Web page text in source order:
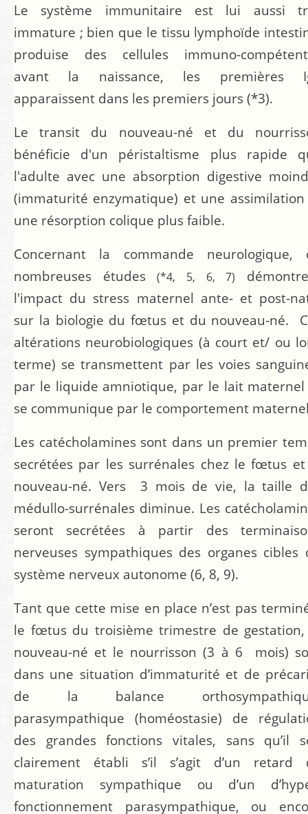
Le système immunitaire est lui aussi
immature ; bien que le tissu lymphoïde
produise des cellules immuno-
avant la naissance, les premières
apparaissent dans les premiers jours(*3).
Le transit du nouveau-né et du
bénéficie d'un péristaltisme plus rapide
l'adulte avec une absorption digestive
(immaturité enzymatique) et une
une résorption colique plus faible.
Concernant la commande neurologique,
nombreuses études(*4, 5, 6, 7)
l'impact du stress maternel ante- et post-
sur la biologie du fœtus et du nouveau-né.
altérations neurobiologiques (à court et/ ou
terme) se transmettent par les voies
par le liquide amniotique, par le lait
se communique par le comportement
Les catécholamines sont dans un premier
secrétées par les surrénales chez le fœtus
nouveau-né. Vers 3 mois de vie, la taille
médullo-surrénales diminue. Les
seront secrétées à partir des
nerveuses sympathiques des organes cibles
système nerveux autonome (6, 8, 9).
Tant que cette mise en place n’est pas
le fœtus du troisième trimestre de
nouveau-né et le nourrisson (3 à 6 mois)
dans une situation d’immaturité et de
de la balance
parasympathique (homéostasie) de
des grandes fonctions vitales, sans qu’il
clairement établi s’il s’agit d’un retard
maturation sympathique ou d’un
fonctionnement parasympathique, ou